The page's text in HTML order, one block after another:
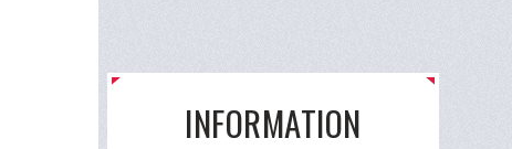
INFORMATION